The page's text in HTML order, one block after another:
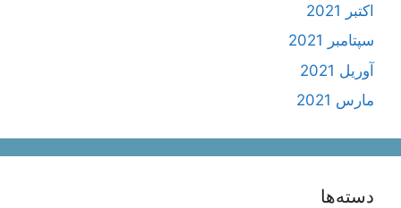
اکتبر 2021
سپتامبر 2021
آوریل 2021
مارس 2021
دسته‌ها